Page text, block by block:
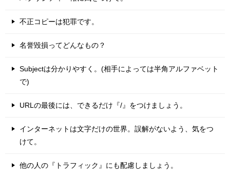
不正コピーは犯罪です。
名誉毀損ってどんなもの？
Subjectは分かりやすく。(相手によっては半角アルファベット
で)
URLの最後には、できるだけ『/』をつけましょう。
インターネットは文字だけの世界。誤解がないよう、気をつ
けて。
他の人の『トラフィック』にも配慮しましょう。